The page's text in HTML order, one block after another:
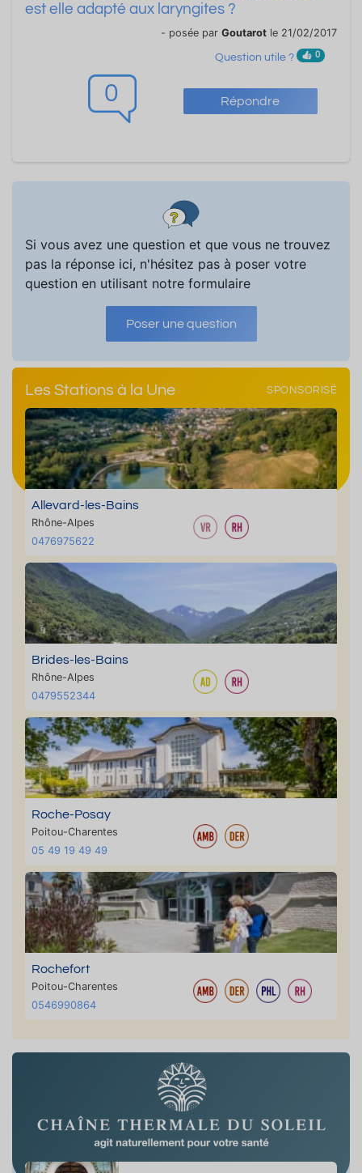
0 Répondre
est elle adapté aux laryngites ?
- posée par Goutarot le 21/02/2017
Question utile ? 0
Si vous avez une question et que vous ne trouvez
pas la réponse ici, n'hésitez pas à poser votre
question en utilisant notre formulaire
Poser une question
Les Stations à la Une SPONSORISÉ
Allevard-les-Bains
Rhône-Alpes
0476975622
Brides-les-Bains
Rhône-Alpes
0479552344
Roche-Posay
Poitou-Charentes
05 49 19 49 49
Rochefort
Poitou-Charentes
0546990864